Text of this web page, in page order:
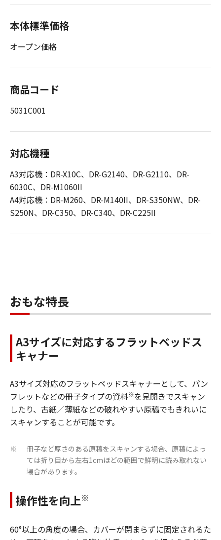
本体標準価格
オープン価格
商品コード
5031C001
対応機種
A3対応機：DR-X10C、DR-G2140、DR-G2110、DR-
6030C、DR-M1060II
A4対応機：DR-M260、DR-M140II、DR-S350NW、DR-
S250N、DR-C350、DR-C340、DR-C225II
おもな特長
A3サイズに対応するフラットベッドス
キャナー
A3サイズ対応のフラットベッドスキャナーとして、パン
フレットなどの冊子タイプの資料※を見開きでスキャン
したり、古紙／薄紙などの破れやすい原稿でもきれいに
スキャンすることが可能です。
※
冊子など厚さのある原稿をスキャンする場合、原稿によっ
ては折り目から左右1cmほどの範囲で鮮明に読み取れない
場合があります。
操作性を向上※
60°以上の角度の場合、カバーが閉まらずに固定されるた